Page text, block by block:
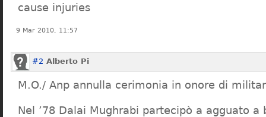
cause injuries
9 Mar 2010, 11:57
#2 Alberto Pi
M.O./ Anp annulla cerimonia in onore di
Nel ’78 Dalai Mughrabi partecipò a agguato a